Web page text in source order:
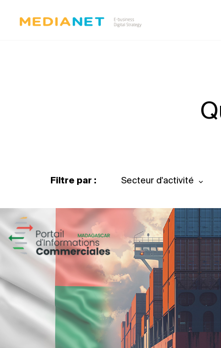
Filtre par : Secteur d'activité
GAT ASSURANCES
Assurance
Marketing Digital & Com 360°
Plateformes digitales
Référencement
Stratégie Social Media
Activation digitale & média
Web, Intranet et Extranet